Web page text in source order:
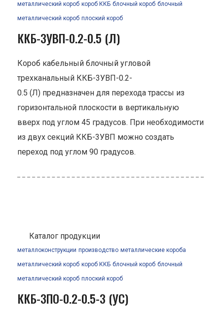
металлический короб короб ККБ блочный короб блочный
металлический короб плоский короб
ККБ-3УВП-0.2-0.5 (Л)
Короб кабельный блочный угловой
трехканальный ККБ-3УВП-0.2-
0.5 (Л) предназначен для перехода трассы из
горизонтальной плоскости в вертикальную
вверх под углом 45 градусов. При необходимости
из двух секций ККБ-3УВП можно создать
переход под углом 90 градусов.
Каталог продукции
металлоконструкции производство металлические короба
металлический короб короб ККБ блочный короб блочный
металлический короб плоский короб
ККБ-3ПО-0.2-0.5-3 (УС)